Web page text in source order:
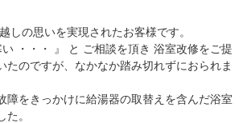
しの思いを実現されたお客様です。
・・・ 』 と ご相談を頂き 浴室改修をご提
たのですが、なかなか踏み切れずにおられま
障をきっかけに給湯器の取替えを含んだ浴室
。